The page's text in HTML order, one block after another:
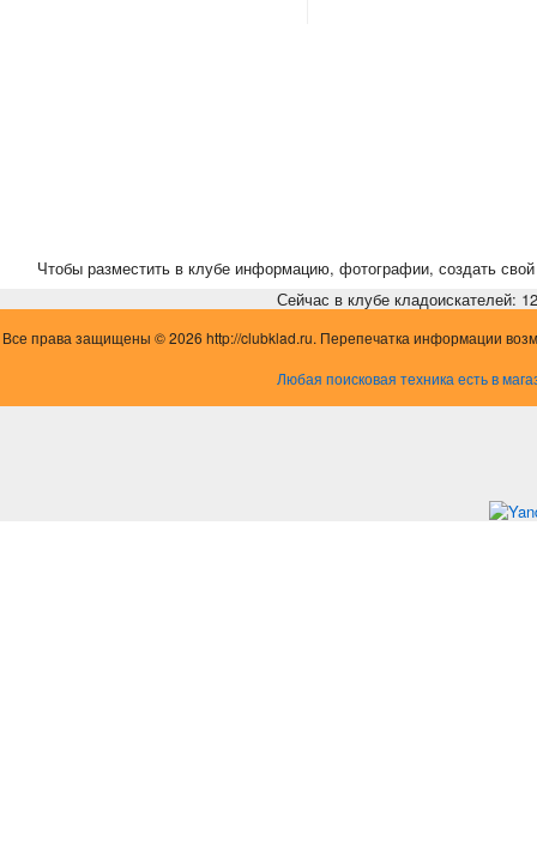
Чтобы разместить в клубе информацию, фотографии, создать свой
Сейчас в клубе кладоискателей:
Все права защищены © 2026 http://clubklad.ru. Перепечатка информации
Любая поисковая техника есть в